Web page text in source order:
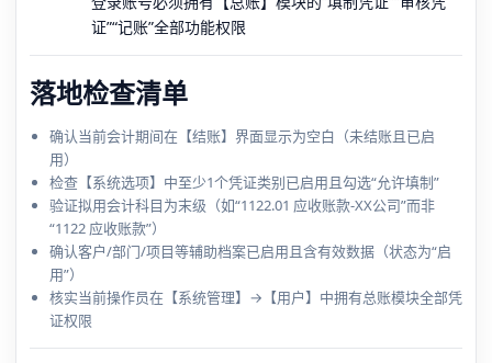
证”“记账”全部功能权限
落地检查清单
确认当前会计期间在【结账】界面显示为空白（未结账且已启
用）
检查【系统选项】中至少1个凭证类别已启用且勾选“允许填制”
验证拟用会计科目为末级（如“1122.01 应收账款-XX公司”而非
“1122 应收账款”）
确认客户/部门/项目等辅助档案已启用且含有效数据（状态为“启
用”）
核实当前操作员在【系统管理】→【用户】中拥有总账模块全部凭
证权限